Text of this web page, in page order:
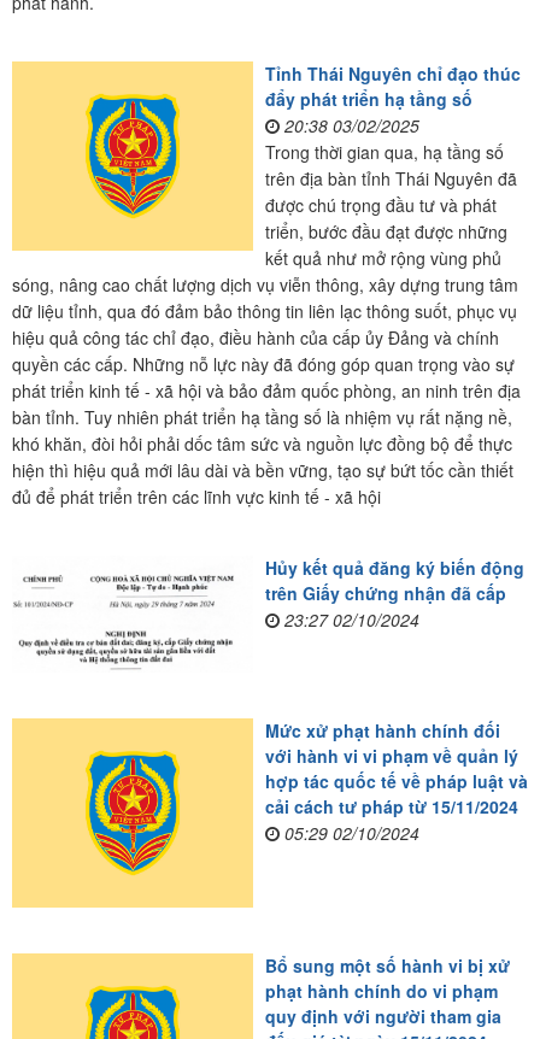
Tỉnh Thái Nguyên chỉ đạo thúc
đẩy phát triển hạ tầng số
20:38 03/02/2025
Trong thời gian qua, hạ tầng số
trên địa bàn tỉnh Thái Nguyên đã
được chú trọng đầu tư và phát
triển, bước đầu đạt được những
kết quả như mở rộng vùng phủ
sóng, nâng cao chất lượng dịch vụ viễn thông, xây dựng trung tâm
dữ liệu tỉnh, qua đó đảm bảo thông tin liên lạc thông suốt, phục vụ
hiệu quả công tác chỉ đạo, điều hành của cấp ủy Đảng và chính
quyền các cấp. Những nỗ lực này đã đóng góp quan trọng vào sự
phát triển kinh tế - xã hội và bảo đảm quốc phòng, an ninh trên địa
bàn tỉnh. Tuy nhiên phát triển hạ tầng số là nhiệm vụ rất nặng nề,
khó khăn, đòi hỏi phải dốc tâm sức và nguồn lực đồng bộ để thực
hiện thì hiệu quả mới lâu dài và bền vững, tạo sự bứt tốc cần thiết
đủ để phát triển trên các lĩnh vực kinh tế - xã hội
Hủy kết quả đăng ký biến động
trên Giấy chứng nhận đã cấp
23:27 02/10/2024
Mức xử phạt hành chính đối
với hành vi vi phạm về quản lý
hợp tác quốc tế về pháp luật và
cải cách tư pháp từ 15/11/2024
05:29 02/10/2024
Bổ sung một số hành vi bị xử
phạt hành chính do vi phạm
quy định với người tham gia